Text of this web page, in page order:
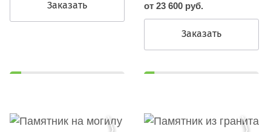
Заказать от 23 600 руб.
Заказать